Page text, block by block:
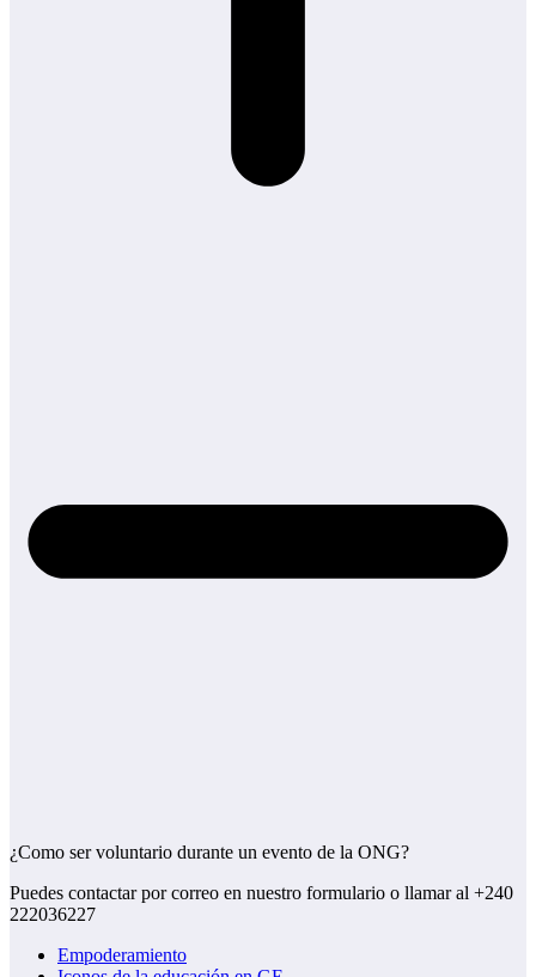
¿Como ser voluntario durante un evento de la ONG?
Puedes contactar por correo en nuestro formulario o llamar al +240
222036227
Empoderamiento